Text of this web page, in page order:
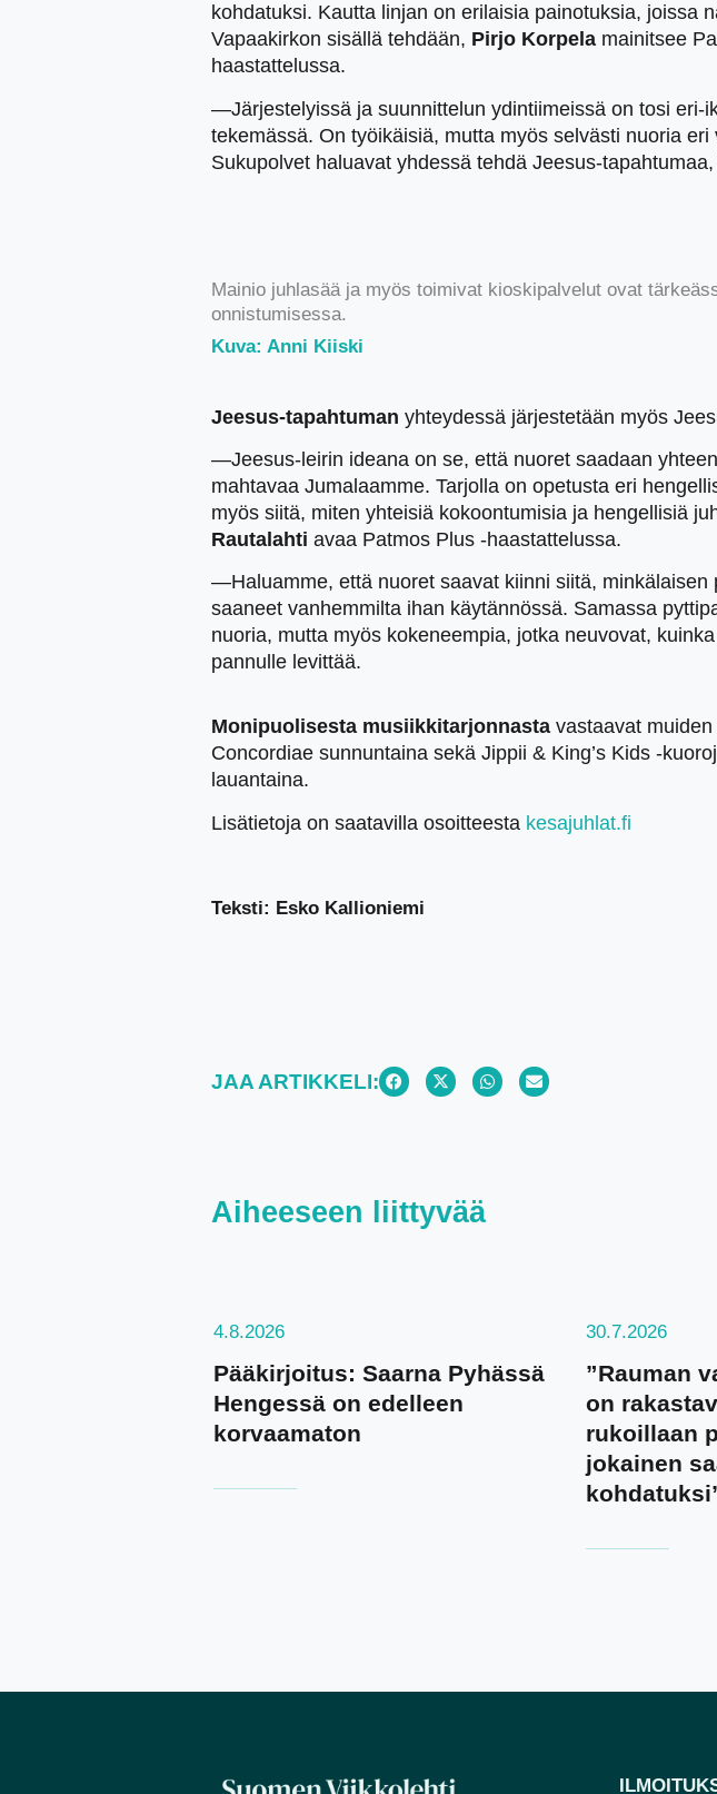
kohdatuksi. Kautta linjan on erilaisia painotuksia, joissa
Vapaakirkon sisällä tehdään, Pirjo Korpelamainitsee
haastattelussa.
—Järjestelyissä ja suunnittelun ydintiimeissä on tosi eri-
tekemässä. On työikäisiä, mutta myös selvästi nuoria eri
Sukupolvet haluavat yhdessä tehdä Jeesus-
Mainio juhlasää ja myös toimivat kioskipalvelut ovat
onnistumisessa.
Kuva: Anni Kiiski
Jeesus-tapahtuman yhteydessä järjestetään myös
—Jeesus-leirin ideana on se, että nuoret saadaan
mahtavaa Jumalaamme. Tarjolla on opetusta eri
myös siitä, miten yhteisiä kokoontumisia ja hengellisiä
Rautalahti avaa Patmos Plus -haastattelussa.
—Haluamme, että nuoret saavat kiinni siitä, minkälaisen
saaneet vanhemmilta ihan käytännössä. Samassa
nuoria, mutta myös kokeneempia, jotka neuvovat,
pannulle levittää.
Monipuolisesta musiikkitarjonnastavastaavat muiden
Concordiae sunnuntaina sekä Jippii & King’s Kids -
lauantaina.
Lisätietoja on saatavilla osoitteesta kesajuhlat.fi
Teksti: Esko Kallioniemi
JAA ARTIKKELI:
Aiheeseen liittyvää
4.8.2026
Pääkirjoitus: Saarna Pyhässä
Hengessä on edelleen
korvaamaton
30.7.2026
”Rauman
on
rukoillaan
jokainen